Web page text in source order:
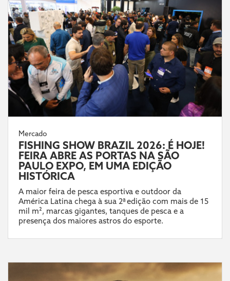
Mercado
FISHING SHOW BRAZIL 2026: É HOJE!
FEIRA ABRE AS PORTAS NA SÃO
PAULO EXPO, EM UMA EDIÇÃO
HISTÓRICA
A maior feira de pesca esportiva e outdoor da
América Latina chega à sua 2ª edição com mais de 15
mil m², marcas gigantes, tanques de pesca e a
presença dos maiores astros do esporte.